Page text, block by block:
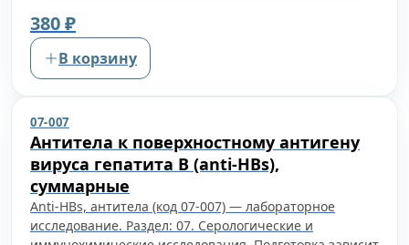
380 ₽
В корзину
07-007
Антитела к поверхностному антигену
вируса гепатита B (anti-HBs),
суммарные
Anti-HBs, антитела (код 07-007) — лабораторное
исследование. Раздел: 07. Серологические и